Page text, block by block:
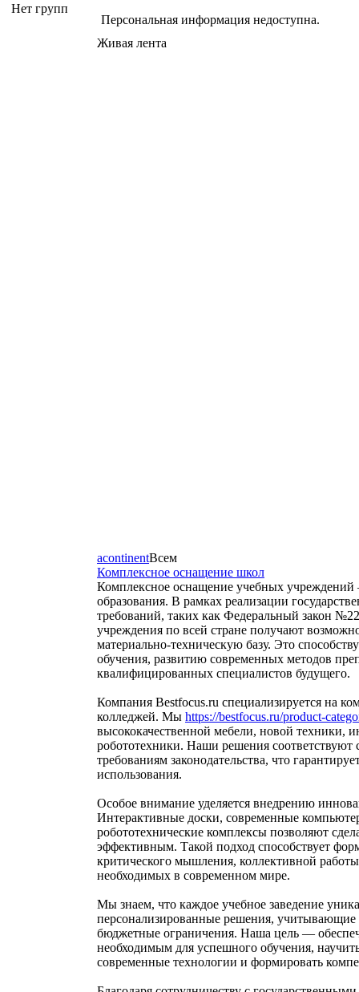
Нет групп
Персональная информация недоступна.
Живая лента
acontinentВсем
Комплексное оснащение школ
Комплексное оснащение учебных
образования. В рамках реализации
требований, таких как Федеральный закон
учреждения по всей стране получают
материально-техническую базу. Это
обучения, развитию современных методов
квалифицированных специалистов будущего.
Компания Bestfocus.ru специализируется на
колледжей. Мы https://bestfocus.ru/product-
высококачественной мебели, новой техники,
робототехники. Наши решения соответствуют
требованиям законодательства, что
использования.
Особое внимание уделяется внедрению
Интерактивные доски, современные
робототехнические комплексы позволяют
эффективным. Такой подход способствует
критического мышления, коллективной
необходимых в современном мире.
Мы знаем, что каждое учебное заведение
персонализированные решения, учитывающие
бюджетные ограничения. Наша цель —
необходимым для успешного обучения,
современные технологии и формировать